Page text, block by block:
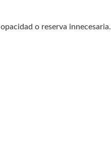
o reserva innecesaria.